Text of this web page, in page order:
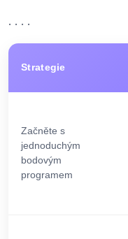
. . . .
Strategie
Začněte s
jednoduchým
bodovým
programem